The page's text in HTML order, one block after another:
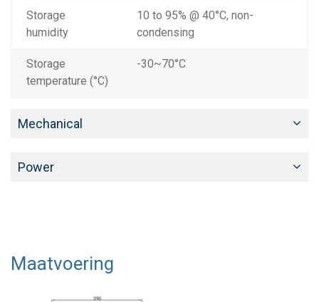
Storage
humidity
10 to 95% @ 40°C, non-
condensing
Storage
temperature (°C)
-30~70°C
Mechanical
Power
Maatvoering